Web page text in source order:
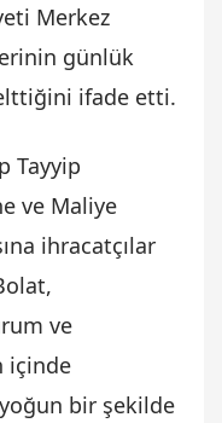
Merkez
günlük
ifade etti.
Tayyip
ve Maliye
ihracatçılar
ve
içinde
yoğun bir şekilde